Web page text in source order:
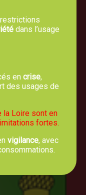
dans l’usage
en crise,
des usages de
la Loire sont en
fortes.
vigilance, avec